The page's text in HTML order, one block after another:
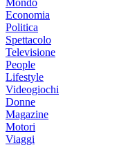
Mondo
Economia
Politica
Spettacolo
Televisione
People
Lifestyle
Videogiochi
Donne
Magazine
Motori
Viaggi